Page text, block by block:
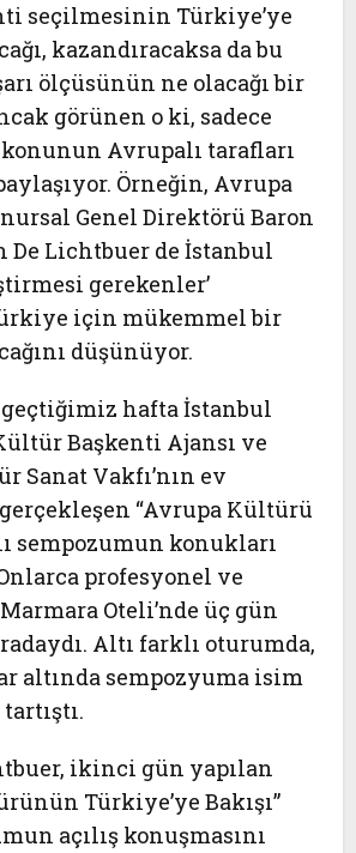
seçilmesinin Türkiye’ye
kazandıracaksa da bu
ölçüsünün ne olacağı bir
görünen o ki, sadece
Avrupalı tarafları
Örneğin, Avrupa
Genel Direktörü Baron
De Lichtbuer de İstanbul
gerekenler’
için mükemmel bir
düşünüyor.
geçtiğimiz hafta İstanbul
Başkenti Ajansı ve
Sanat Vakfı’nın ev
“Avrupa Kültürü
sempozumun konukları
profesyonel ve
Oteli’nde üç gün
Altı farklı oturumda,
altında sempozyuma isim
ikinci gün yapılan
Türkiye’ye Bakışı”
açılış konuşmasını